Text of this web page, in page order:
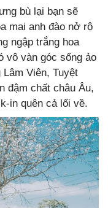
bù lại bạn sẽ
mai anh đào nở rộ
ngập trắng hoa
vô vàn góc sống ảo
Viên, Tuyệt
đậm chất châu Âu,
in quên cả lối về.